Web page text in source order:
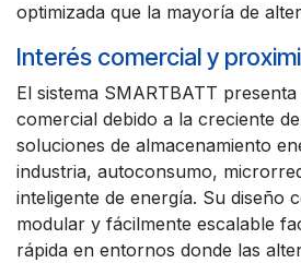
optimizada que la mayoría de
Interés comercial y
El sistema SMARTBATT
comercial debido a la creciente
soluciones de almacenamiento
industria, autoconsumo,
inteligente de energía. Su diseño
modular y fácilmente escalable
rápida en entornos donde las